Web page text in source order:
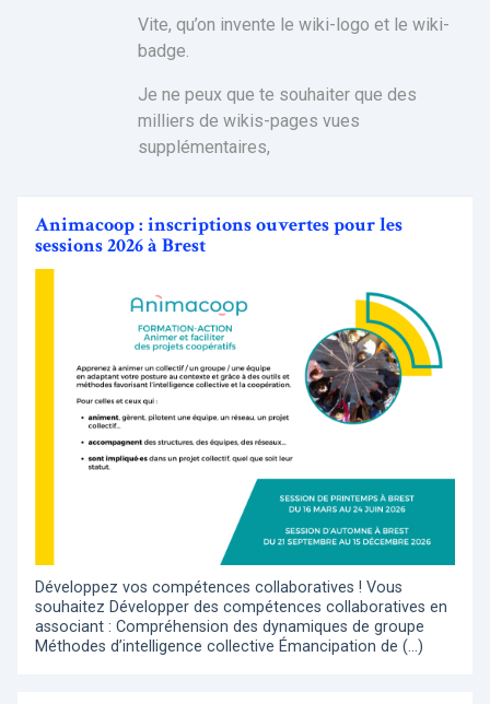
Vite, qu’on invente le wiki-logo et le wiki-
badge.
Je ne peux que te souhaiter que des
milliers de wikis-pages vues
supplémentaires,
Animacoop : inscriptions ouvertes pour les
sessions 2026 à Brest
Développez vos compétences collaboratives ! Vous
souhaitez Développer des compétences collaboratives en
associant : Compréhension des dynamiques de groupe
Méthodes d’intelligence collective Émancipation de (…)